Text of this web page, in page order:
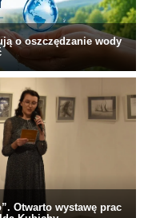
o oszczędzanie wody
Otwarto wystawę prac